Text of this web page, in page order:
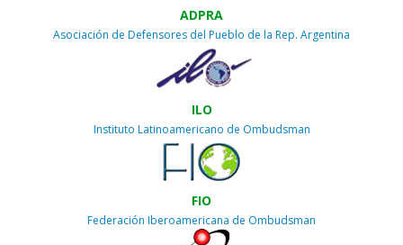
ADPRA
Asociación de Defensores del Pueblo de la Rep. Argentina
ILO
Instituto Latinoamericano de Ombudsman
FIO
Federación Iberoamericana de Ombudsman